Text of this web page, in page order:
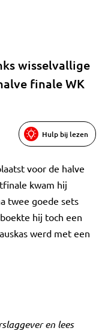
wisselvallige
finale WK
Hulp bij lezen
voor de halve
kwam hij
twee goede sets
hij toch een
werd met een
en lees